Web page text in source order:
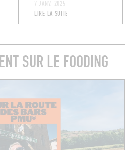
7 JANV. 2025
LIRE LA SUITE
SUR LE FOODING